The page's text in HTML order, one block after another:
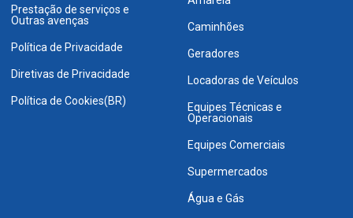
Prestação de serviços e
Outras avenças
Política de Privacidade
Diretivas de Privacidade
Política de Cookies(BR)
Caminhões
Geradores
Locadoras de Veículos
Equipes Técnicas e
Operacionais
Equipes Comerciais
Supermercados
Água e Gás